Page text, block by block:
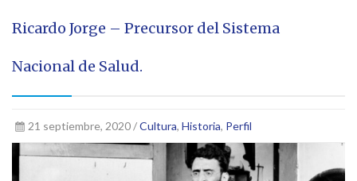
Ricardo Jorge – Precursor del Sistema
Nacional de Salud.
21 septiembre, 2020 /Cultura, Historia, Perfil